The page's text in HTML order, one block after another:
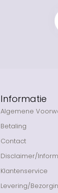
Informatie
Algemene
Betaling
Contact
Disclaimer/
Klantenservice
Levering/